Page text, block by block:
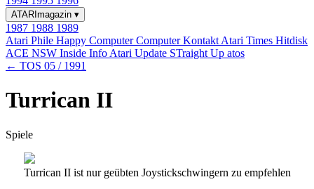
ATARImagazin ▾
1987 1988 1989
Atari Phile Happy ComputerComputer Kontakt Atari Times Hitdisk
ACE NSW Inside Info Atari Update STraight Up atos
← TOS 05 / 1991
Turrican II
Spiele
Turrican II ist nur geübten Joystickschwingern zu empfehlen